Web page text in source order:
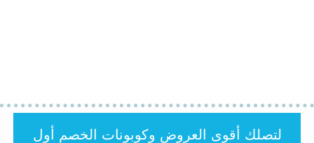
لتصلك أقوى العروض وكوبونات الخصم أول